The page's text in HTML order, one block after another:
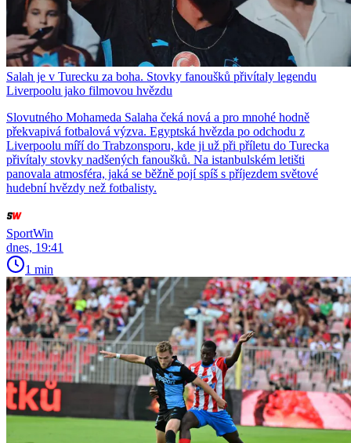
Salah je v Turecku za boha. Stovky fanoušků přivítaly legendu
Liverpoolu jako filmovou hvězdu
Slovutného Mohameda Salaha čeká nová a pro mnohé hodně
překvapivá fotbalová výzva. Egyptská hvězda po odchodu z
Liverpoolu míří do Trabzonsporu, kde ji už při příletu do Turecka
přivítaly stovky nadšených fanoušků. Na istanbulském letišti
panovala atmosféra, jaká se běžně pojí spíš s příjezdem světové
hudební hvězdy než fotbalisty.
SportWin
dnes, 19:41
1 min